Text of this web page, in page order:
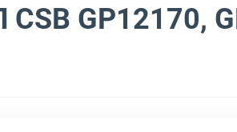
GP12170,